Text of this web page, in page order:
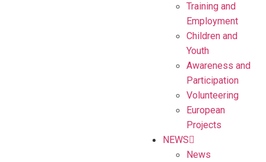
Training and
Employment
Children and
Youth
Awareness and
Participation
Volunteering
European
Projects
NEWS
News